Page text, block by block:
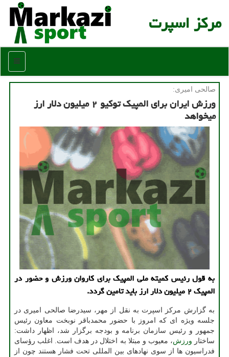
مركز اسپرت
منو
صالحی امیری:
ورزش ایران برای المپیك توكیو ۲ میلیون دلار ارز
می‎خواهد
به قول رئیس كمیته ملی المپیك برای كاروان ورزش و حضور در
المپیك ۲ میلیون دلار ارز باید تامین گردد.
به گزارش مرکز اسپرت به نقل از مهر، سیدرضا صالحی امیری در
جلسه ویژه ای که امروز با حضور محمدباقر نوبخت معاون رئیس
جمهور و رئیس سازمان برنامه و بودجه برگزار شد، اظهار داشت:
ساختار ورزش، معیوب و مبتلا به اختلال در هدف است. اغلب رؤسای
فدراسیون ها از سوی نهادهای بین المللی تحت فشار هستند چون از